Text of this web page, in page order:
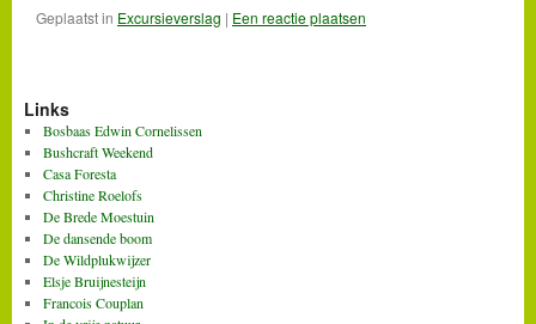
Geplaatst in Excursieverslag | Een reactie plaatsen
Links
Bosbaas Edwin Cornelissen
Bushcraft Weekend
Casa Foresta
Christine Roelofs
De Brede Moestuin
De dansende boom
De Wildplukwijzer
Elsje Bruijnesteijn
Francois Couplan